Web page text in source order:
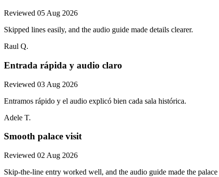
Reviewed 05 Aug 2026
Skipped lines easily, and the audio guide made details clearer.
Raul Q.
Entrada rápida y audio claro
Reviewed 03 Aug 2026
Entramos rápido y el audio explicó bien cada sala histórica.
Adele T.
Smooth palace visit
Reviewed 02 Aug 2026
Skip-the-line entry worked well, and the audio guide made the